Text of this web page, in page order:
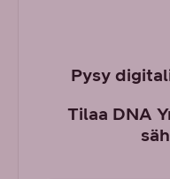
Pysy
Tilaa DNA